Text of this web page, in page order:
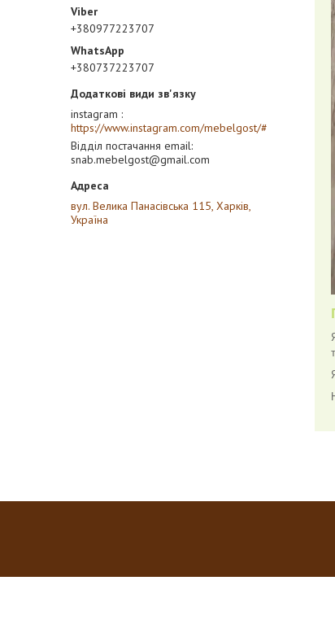
+380977223707
+380737223707
instagram
https://www.instagram.com/mebelgost/#
Відділ постачання email
snab.mebelgost@gmail.com
вул. Велика Панасівська 115, Харків,
Україна